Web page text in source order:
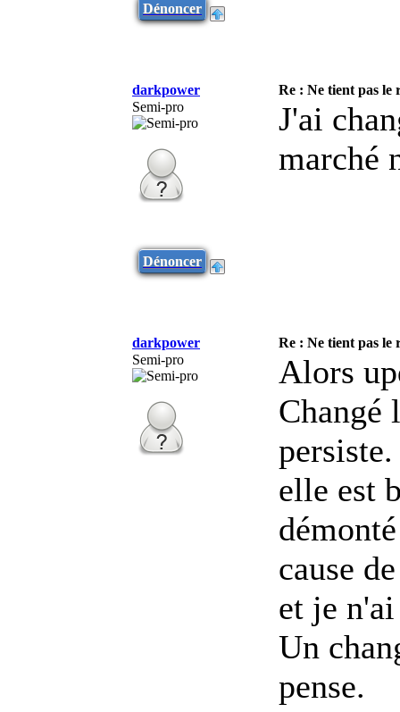
Dénoncer
darkpower
Re : Ne tient pas le
Semi-pro
J'ai
marché
Dénoncer
darkpower
Re : Ne tient pas le
Semi-pro
Alors
Changé
elle est
cause
et je
Un
pense.